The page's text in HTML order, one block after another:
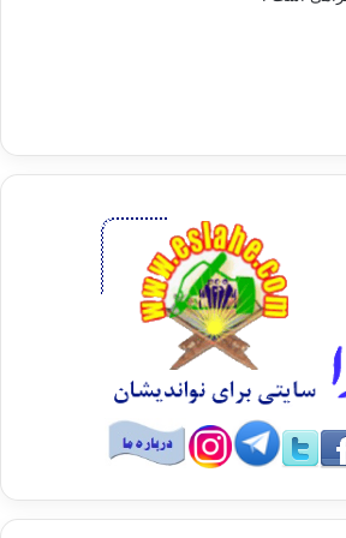
كنید متوجه می‌شوید كه تا چه حد تندروی
همه خشم را بیان می‌كردید با چه نتایج
كه شما احساس می‌كنید كمتر از آنچه كه
شده‌اید و دقیقا به همین دلیل به كسانی
به شما دارند، حسادت می‌كنید. واقعیت این
شما هیچ نقشی نداشته‌اند و شما به علت
احساسات‌تان پیدا نمی‌كنید، به طور
آسیب وارد می‌كنید. البته این مشكل هم
دارد. عوامل به وجودآورنده حسادت از
تفاوت دارند و این به دلیل آن است كه
فرهنگی منحصر به‌فرد است. برای مثال اگر
بر سر همین مسائل نسبت به هم حسادت